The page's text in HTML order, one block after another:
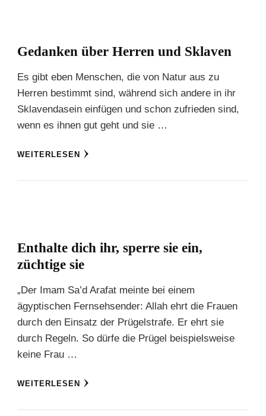
Gedanken über Herren und Sklaven
Es gibt eben Menschen, die von Natur aus zu
Herren bestimmt sind, während sich andere in ihr
Sklavendasein einfügen und schon zufrieden sind,
wenn es ihnen gut geht und sie …
WEITERLESEN
Enthalte dich ihr, sperre sie ein,
züchtige sie
„Der Imam Sa’d Arafat meinte bei einem
ägyptischen Fernsehsender: Allah ehrt die Frauen
durch den Einsatz der Prügelstrafe. Er ehrt sie
durch Regeln. So dürfe die Prügel beispielsweise
keine Frau …
WEITERLESEN